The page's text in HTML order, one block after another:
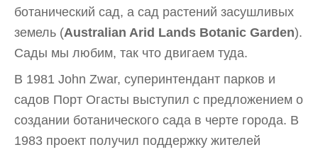
ботанический сад, а сад растений засушливых
земель (Australian Arid Lands Botanic Garden).
Сады мы любим, так что двигаем туда.
В 1981 John Zwar, суперинтендант парков и
садов Порт Огасты выступил с предложением о
создании ботанического сада в черте города. В
1983 проект получил поддержку жителей